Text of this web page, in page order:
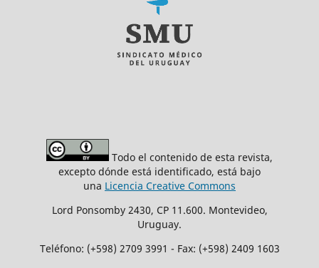
Todo el contenido de esta revista,
excepto dónde está identificado, está bajo
una Licencia Creative Commons
Lord Ponsomby 2430, CP 11.600. Montevideo,
Uruguay.
Teléfono: (+598) 2709 3991 - Fax: (+598) 2409 1603